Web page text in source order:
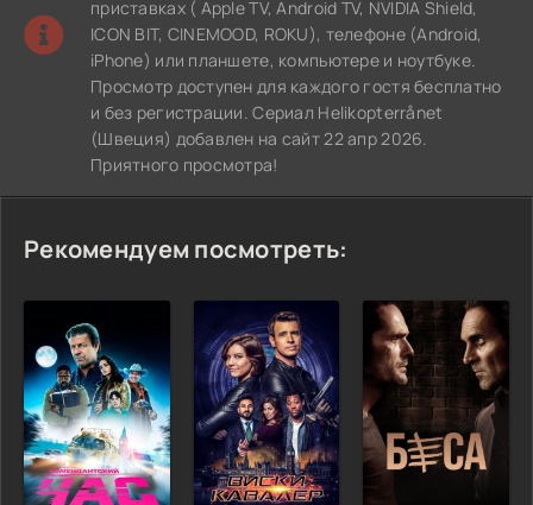
приставках ( Apple TV, Android TV, NVIDIA Shield,
ICON BIT, CINEMOOD, ROKU), телефоне (Android,
iPhone) или планшете, компьютере и ноутбуке.
Просмотр доступен для каждого гостя бесплатно
и без регистрации. Сериал Helikopterrånet
(Швеция) добавлен на сайт 22 апр 2026.
Приятного просмотра!
Рекомендуем посмотреть: